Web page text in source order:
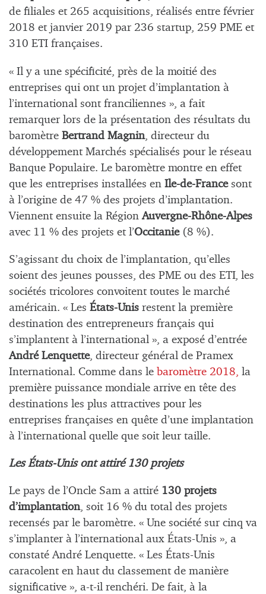
de filiales et 265 acquisitions, réalisés entre février
2018 et janvier 2019 par 236 startup, 259 PME et
310 ETI françaises.
« Il y a une spécificité, près de la moitié des
entreprises qui ont un projet d’implantation à
l’international sont franciliennes », a fait
remarquer lors de la présentation des résultats du
baromètre Bertrand Magnin, directeur du
développement Marchés spécialisés pour le réseau
Banque Populaire. Le baromètre montre en effet
que les entreprises installées en Ile-de-Francesont
à l’origine de 47 % des projets d’implantation.
Viennent ensuite la Région Auvergne-Rhône-Alpes
avec 11 % des projets et l’Occitanie (8 %).
S’agissant du choix de l’implantation, qu’elles
soient des jeunes pousses, des PME ou des ETI, les
sociétés tricolores convoitent toutes le marché
américain. « Les États-Unis restent la première
destination des entrepreneurs français qui
s’implantent à l’international », a exposé d’entrée
André Lenquette, directeur général de Pramex
International. Comme dans le baromètre 2018, la
première puissance mondiale arrive en tête des
destinations les plus attractives pour les
entreprises françaises en quête d’une implantation
à l’international quelle que soit leur taille.
Les États-Unis ont attiré 130 projets
Le pays de l’Oncle Sam a attiré 130 projets
d’implantation, soit 16 % du total des projets
recensés par le baromètre. « Une société sur cinq va
s’implanter à l’international aux États-Unis », a
constaté André Lenquette. « Les États-Unis
caracolent en haut du classement de manière
significative », a-t-il renchéri. De fait, à la